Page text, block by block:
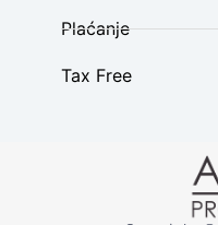
Plaćanje
Tax Free